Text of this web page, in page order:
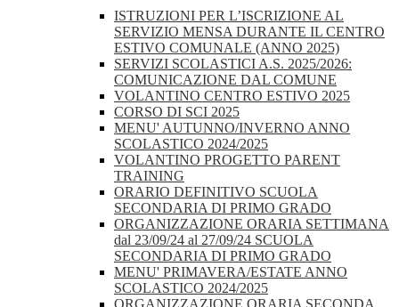
ISTRUZIONI PER L’ISCRIZIONE AL
SERVIZIO MENSA DURANTE IL CENTRO
ESTIVO COMUNALE (ANNO 2025)
SERVIZI SCOLASTICI A.S. 2025/2026:
COMUNICAZIONE DAL COMUNE
VOLANTINO CENTRO ESTIVO 2025
CORSO DI SCI 2025
MENU' AUTUNNO/INVERNO ANNO
SCOLASTICO 2024/2025
VOLANTINO PROGETTO PARENT
TRAINING
ORARIO DEFINITIVO SCUOLA
SECONDARIA DI PRIMO GRADO
ORGANIZZAZIONE ORARIA SETTIMANA
dal 23/09/24 al 27/09/24 SCUOLA
SECONDARIA DI PRIMO GRADO
MENU' PRIMAVERA/ESTATE ANNO
SCOLASTICO 2024/2025